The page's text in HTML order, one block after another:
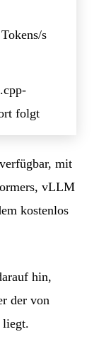
s
folgt
mit
vLLM
kostenlos
hin,
der von
liegt.